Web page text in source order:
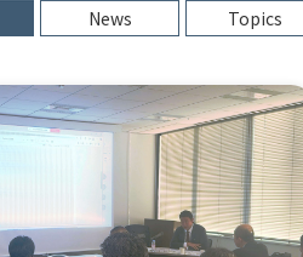
News Topics